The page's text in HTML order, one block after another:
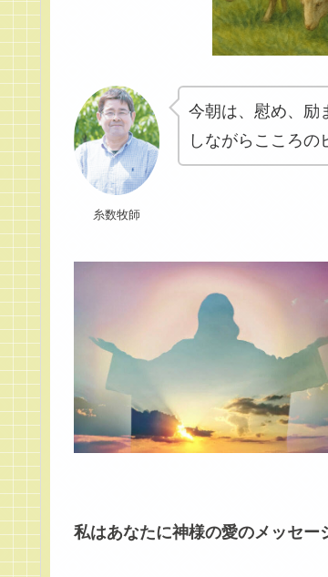
糸数牧師
今朝は、慰め、励
しながらこころの
私はあなたに神様の愛のメッセー